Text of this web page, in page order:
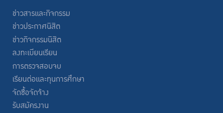
ข่าวสารและกิจกรรม
ข่าวประกาศนิสิต
ข่าวกิจกรรมนิสิต
ลงทะเบียนเรียน
การตรวจสอบจบ
เรียนต่อและทุนการศึกษา
จัดซื้อจัดจ้าง
รับสมัครงาน